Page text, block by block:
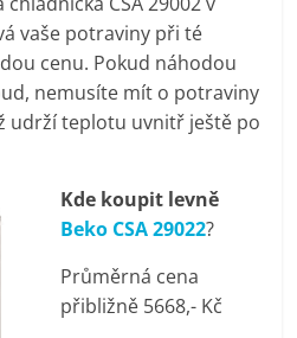
vaše potraviny při té
cenu. Pokud náhodou
nemusíte mít o potraviny
udrží teplotu uvnitř ještě po
Kde koupit levně
Beko CSA 29022?
Průměrná cena
přibližně 5668,- Kč